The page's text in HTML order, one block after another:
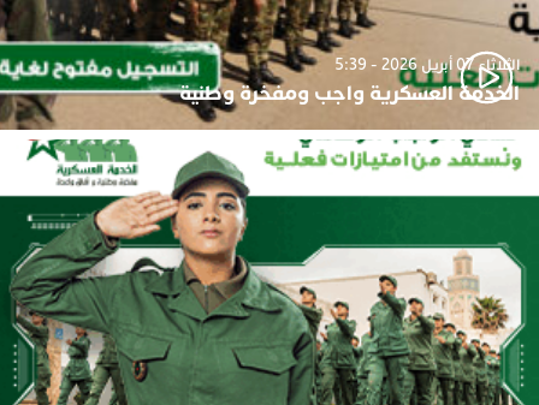
الثلاثاء 07 أبريل 2026 - 5:39
الخدمة العسكرية واجب ومفخرة وطنية